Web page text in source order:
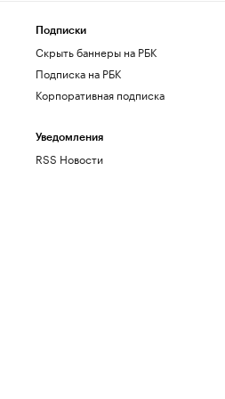
Подписки
Скрыть баннеры на РБК
Подписка на РБК
Корпоративная подписка
Уведомления
RSS Новости